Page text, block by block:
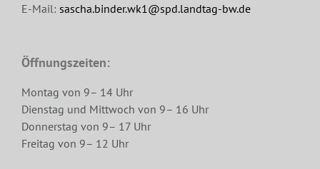
E-Mail: sascha.binder.wk1@spd.landtag-bw.de
Öffnungszeiten:
Montag von 9– 14 Uhr
Dienstag und Mittwoch von 9– 16 Uhr
Donnerstag von 9– 17 Uhr
Freitag von 9– 12 Uhr